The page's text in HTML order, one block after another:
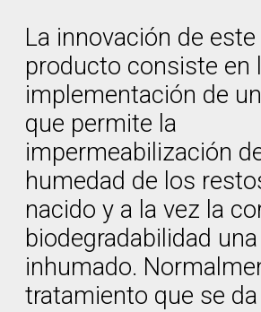
La innovación de
producto consiste en
implementación de
que permite la
impermeabilización
humedad de los
nacido y a la vez la
biodegradabilidad
inhumado.
tratamiento que se